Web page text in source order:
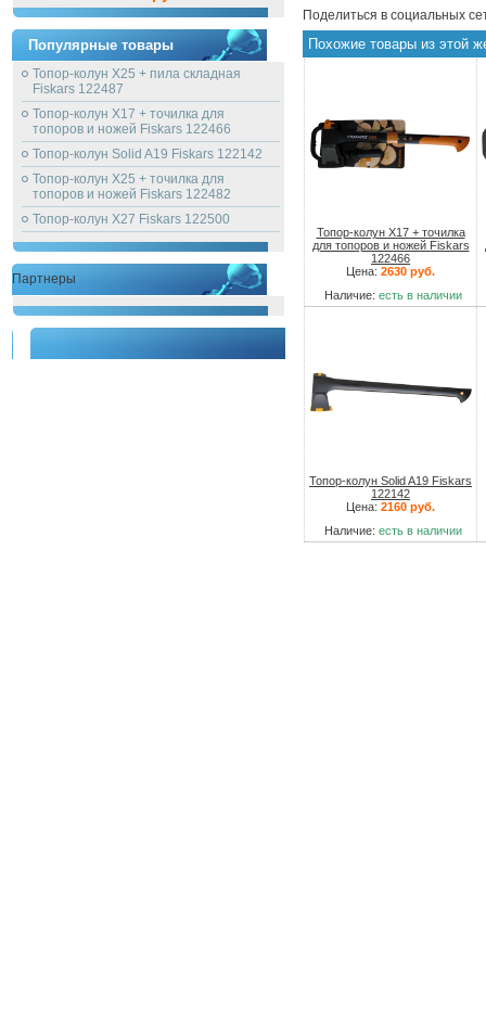
Популярные товары
Топор-колун X25 + пила складная
Fiskars 122487
Топор-колун X17 + точилка для
топоров и ножей Fiskars 122466
Топор-колун Solid A19 Fiskars 122142
Топор-колун X25 + точилка для
топоров и ножей Fiskars 122482
Топор-колун X27 Fiskars 122500
Партнеры
Поделиться в социальных
Похожие товары из этой
Топор-колун X17 + точилка
для топоров и ножей Fiskars
122466
Цена: 2630 руб.
Наличие: есть в наличии
Топор-колун Solid A19 Fiskars
122142
Цена: 2160 руб.
Наличие: есть в наличии